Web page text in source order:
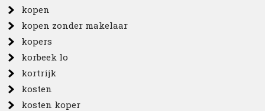
kopen
kopen zonder makelaar
kopers
korbeek lo
kortrijk
kosten
kosten koper